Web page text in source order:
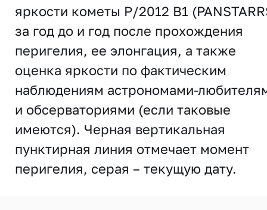
яркости кометы P/2012 B1
за год до и год после прохождения
перигелия, ее элонгация, а также
оценка яркости по фактическим
наблюдениям астрономами-
и обсерваториями (если таковые
имеются). Черная вертикальная
пунктирная линия отмечает момент
перигелия, серая – текущую дату.